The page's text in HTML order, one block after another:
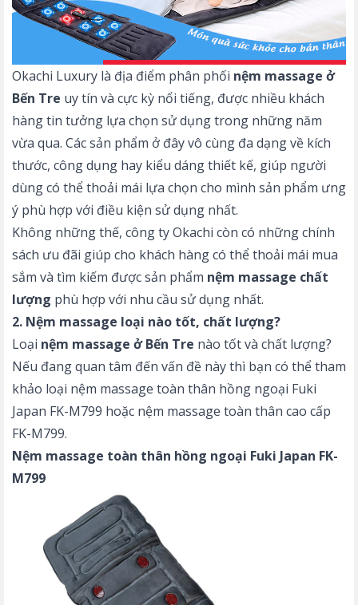
Okachi Luxury là địa điểm phân phối nệm massage ở
Bến Tre uy tín và cực kỳ nổi tiếng, được nhiều khách
hàng tin tưởng lựa chọn sử dụng trong những năm
vừa qua. Các sản phẩm ở đây vô cùng đa dạng về kích
thước, công dụng hay kiểu dáng thiết kế, giúp người
dùng có thể thoải mái lựa chọn cho mình sản phẩm ưng
ý phù hợp với điều kiện sử dụng nhất.
Không những thế, công ty Okachi còn có những chính
sách ưu đãi giúp cho khách hàng có thể thoải mái mua
sắm và tìm kiếm được sản phẩm nệm massage chất
lượng phù hợp với nhu cầu sử dụng nhất.
2. Nệm massage loại nào tốt, chất lượng?
Loại nệm massage ở Bến Tre nào tốt và chất lượng?
Nếu đang quan tâm đến vấn đề này thì bạn có thể tham
khảo loại nệm massage toàn thân hồng ngoại Fuki
Japan FK-M799 hoặc nệm massage toàn thân cao cấp
FK-M799.
Nệm massage toàn thân hồng ngoại Fuki Japan FK-
M799